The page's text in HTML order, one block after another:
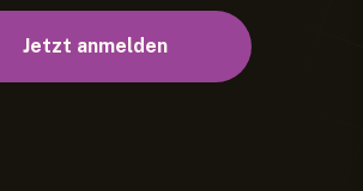
Jetzt anmelden